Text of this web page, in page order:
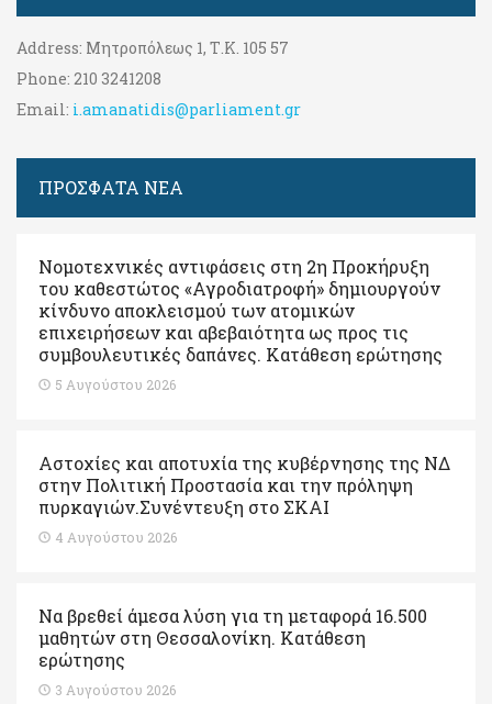
Address: Μητροπόλεως 1, Τ.Κ. 105 57
Phone: 210 3241208
Email: i.amanatidis@parliament.gr
ΠΡΟΣΦΑΤΑ ΝΕΑ
Νομοτεχνικές αντιφάσεις στη 2η Προκήρυξη
του καθεστώτος «Αγροδιατροφή» δημιουργούν
κίνδυνο αποκλεισμού των ατομικών
επιχειρήσεων και αβεβαιότητα ως προς τις
συμβουλευτικές δαπάνες. Κατάθεση ερώτησης
5 Αυγούστου 2026
Αστοχίες και αποτυχία της κυβέρνησης της ΝΔ
στην Πολιτική Προστασία και την πρόληψη
πυρκαγιών.Συνέντευξη στο ΣΚΑΙ
4 Αυγούστου 2026
Να βρεθεί άμεσα λύση για τη μεταφορά 16.500
μαθητών στη Θεσσαλονίκη. Κατάθεση
ερώτησης
3 Αυγούστου 2026